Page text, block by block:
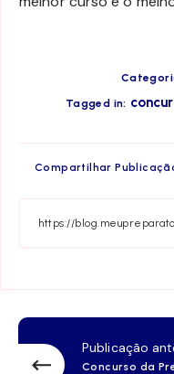
Tagged in:
Compartilhar
Publicação
Concurso da